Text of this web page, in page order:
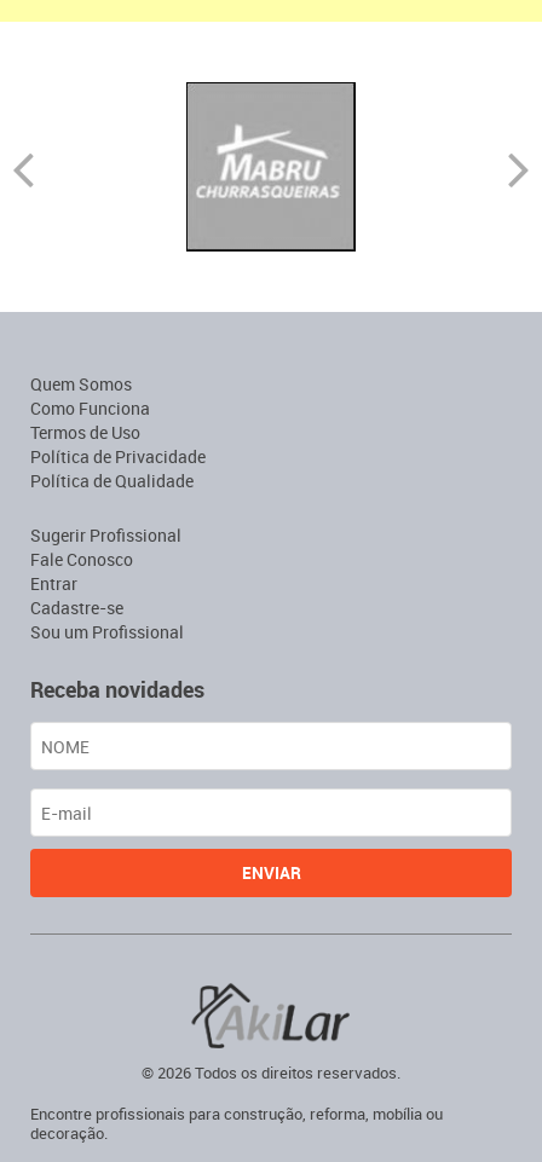
Quem Somos
Como Funciona
Termos de Uso
Política de Privacidade
Política de Qualidade
Sugerir Profissional
Fale Conosco
Entrar
Cadastre-se
Sou um Profissional
Receba novidades
Encontre profissionais para construção, reforma, mobília ou
decoração.
© 2026 Todos os direitos reservados.